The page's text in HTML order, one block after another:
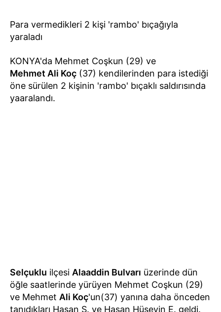
Para vermedikleri 2 kişi 'rambo' bıçağıyla
yaraladı
KONYA'da Mehmet Coşkun (29) ve
Mehmet Ali Koç (37) kendilerinden para istediği
öne sürülen 2 kişinin 'rambo' bıçaklı saldırısında
yaaralandı.
Selçuklu ilçesi Alaaddin Bulvarı üzerinde dün
öğle saatlerinde yürüyen Mehmet Coşkun (29)
ve Mehmet Ali Koç'un(37) yanına daha önceden
tanıdıkları Hasan S. ve Hasan Hüseyin E. geldi.